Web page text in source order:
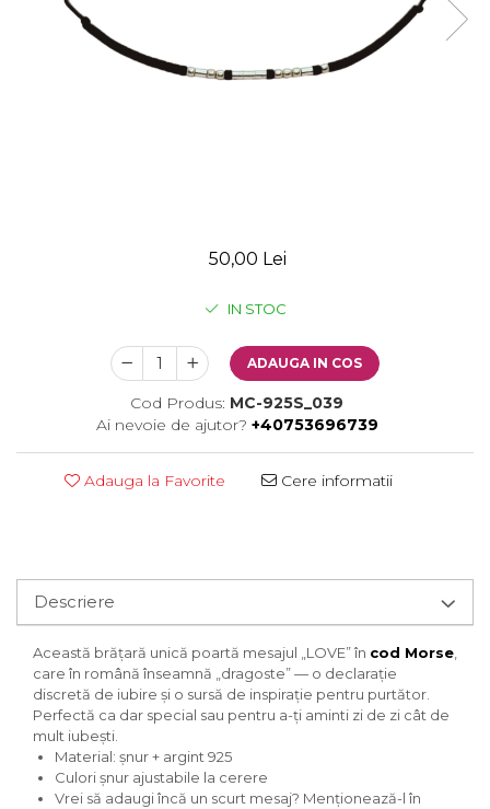
50,00 Lei
IN STOC
ADAUGA IN COS
Cod Produs: MC-925S_039
Ai nevoie de ajutor? +40753696739
Adauga la Favorite Cere informatii
Descriere
Această brățară unică poartă mesajul „LOVE” în cod Morse
care în română înseamnă „dragoste” — o declarație
discretă de iubire și o sursă de inspirație pentru purtător.
Perfectă ca dar special sau pentru a-ți aminti zi de zi cât de
mult iubești.
Material: șnur + argint 925
Culori șnur ajustabile la cerere
Vrei să adaugi încă un scurt mesaj? Menționează-l în